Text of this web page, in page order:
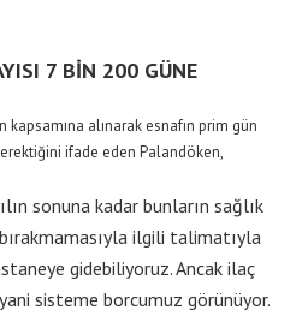
7 BİN 200 GÜNE
alınarak esnafın prim gün
ifade eden Palandöken,
sonuna kadar bunların sağlık
ilgili talimatıyla
gidebiliyoruz. Ancak ilaç
sisteme borcumuz görünüyor.